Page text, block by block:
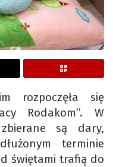
rozpoczęła się
Rodakom”. W
są dary,
terminie
świętami trafią do